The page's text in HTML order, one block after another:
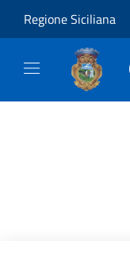
Regione Siciliana